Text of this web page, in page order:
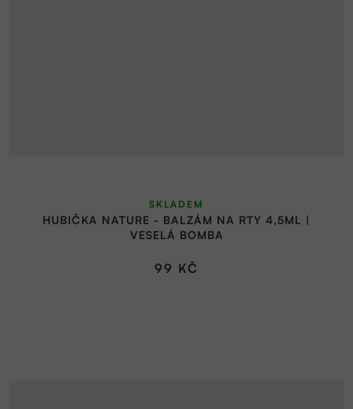
HUBIČKA NATURE - BALZÁM NA RTY 4,5ML |
VESELÁ BOMBA
SKLADEM
99 KČ